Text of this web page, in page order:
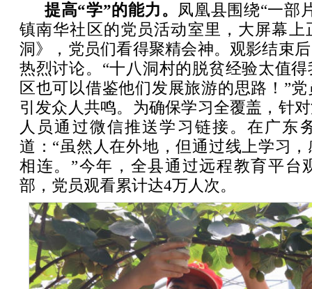
提高“学”的能力。
凤凰县围绕“一部
镇南华社区的党员活动室里，大屏幕上
洞》，党员们看得聚精会神。观影结束
热烈讨论。“十八洞村的脱贫经验太值
区也可以借鉴他们发展旅游的思路！”
引发众人共鸣。为确保学习全覆盖，针
人员通过微信推送学习链接。在广东
道：“虽然人在外地，但通过线上学习
相连。”今年，全县通过远程教育平台
部，党员观看累计达4万人次。